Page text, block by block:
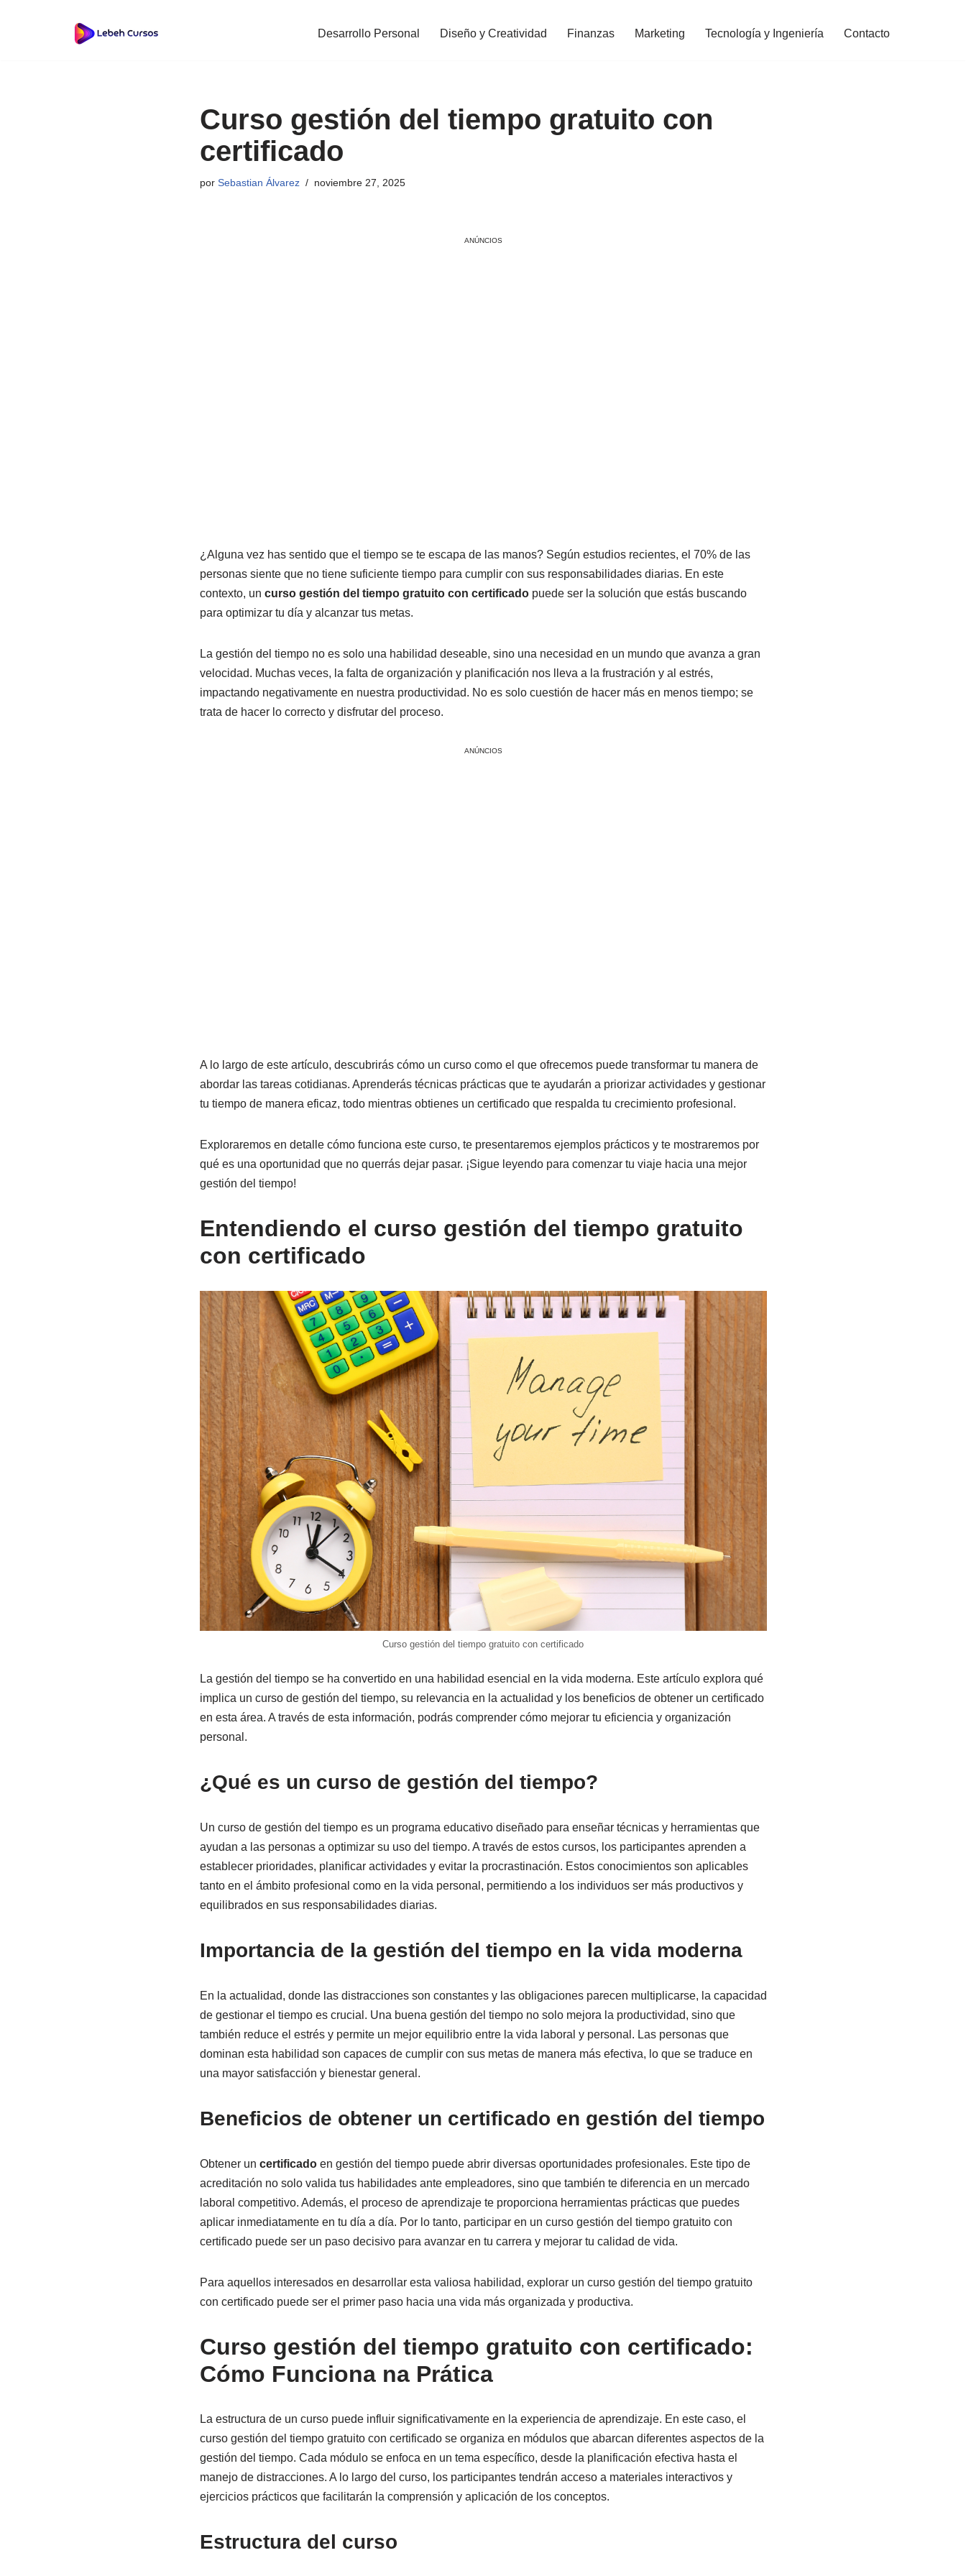
Desarrollo Personal Diseño y Creatividad Finanzas Marketing Tecnología y Ingeniería Contacto
Curso gestión del tiempo gratuito con
certificado
por Sebastian Álvarez noviembre 27, 2025
ANÚNCIOS
¿Alguna vez has sentido que el tiempo se te escapa de las manos? Según estudios recientes, el 70% de las
personas siente que no tiene suficiente tiempo para cumplir con sus responsabilidades diarias. En este
contexto, un curso gestión del tiempo gratuito con certificadopuede ser la solución que estás buscando
para optimizar tu día y alcanzar tus metas.
La gestión del tiempo no es solo una habilidad deseable, sino una necesidad en un mundo que avanza a gran
velocidad. Muchas veces, la falta de organización y planificación nos lleva a la frustración y al estrés,
impactando negativamente en nuestra productividad. No es solo cuestión de hacer más en menos tiempo; se
trata de hacer lo correcto y disfrutar del proceso.
ANÚNCIOS
A lo largo de este artículo, descubrirás cómo un curso como el que ofrecemos puede transformar tu manera de
abordar las tareas cotidianas. Aprenderás técnicas prácticas que te ayudarán a priorizar actividades y gestionar
tu tiempo de manera eficaz, todo mientras obtienes un certificado que respalda tu crecimiento profesional.
Exploraremos en detalle cómo funciona este curso, te presentaremos ejemplos prácticos y te mostraremos por
qué es una oportunidad que no querrás dejar pasar. ¡Sigue leyendo para comenzar tu viaje hacia una mejor
gestión del tiempo!
Entendiendo el curso gestión del tiempo gratuito
con certificado
Curso gestión del tiempo gratuito con certificado
La gestión del tiempo se ha convertido en una habilidad esencial en la vida moderna. Este artículo explora qué
implica un curso de gestión del tiempo, su relevancia en la actualidad y los beneficios de obtener un certificado
en esta área. A través de esta información, podrás comprender cómo mejorar tu eficiencia y organización
personal.
¿Qué es un curso de gestión del tiempo?
Un curso de gestión del tiempo es un programa educativo diseñado para enseñar técnicas y herramientas que
ayudan a las personas a optimizar su uso del tiempo. A través de estos cursos, los participantes aprenden a
establecer prioridades, planificar actividades y evitar la procrastinación. Estos conocimientos son aplicables
tanto en el ámbito profesional como en la vida personal, permitiendo a los individuos ser más productivos y
equilibrados en sus responsabilidades diarias.
Importancia de la gestión del tiempo en la vida moderna
En la actualidad, donde las distracciones son constantes y las obligaciones parecen multiplicarse, la capacidad
de gestionar el tiempo es crucial. Una buena gestión del tiempo no solo mejora la productividad, sino que
también reduce el estrés y permite un mejor equilibrio entre la vida laboral y personal. Las personas que
dominan esta habilidad son capaces de cumplir con sus metas de manera más efectiva, lo que se traduce en
una mayor satisfacción y bienestar general.
Beneficios de obtener un certificado en gestión del tiempo
Obtener un certificadoen gestión del tiempo puede abrir diversas oportunidades profesionales. Este tipo de
acreditación no solo valida tus habilidades ante empleadores, sino que también te diferencia en un mercado
laboral competitivo. Además, el proceso de aprendizaje te proporciona herramientas prácticas que puedes
aplicar inmediatamente en tu día a día. Por lo tanto, participar en un curso gestión del tiempo gratuito con
certificado puede ser un paso decisivo para avanzar en tu carrera y mejorar tu calidad de vida.
Para aquellos interesados en desarrollar esta valiosa habilidad, explorar un curso gestión del tiempo gratuito
con certificado puede ser el primer paso hacia una vida más organizada y productiva.
Curso gestión del tiempo gratuito con certificado:
Cómo Funciona na Prática
La estructura de un curso puede influir significativamente en la experiencia de aprendizaje. En este caso, el
curso gestión del tiempo gratuito con certificado se organiza en módulos que abarcan diferentes aspectos de la
gestión del tiempo. Cada módulo se enfoca en un tema específico, desde la planificación efectiva hasta el
manejo de distracciones. A lo largo del curso, los participantes tendrán acceso a materiales interactivos y
ejercicios prácticos que facilitarán la comprensión y aplicación de los conceptos.
Estructura del curso